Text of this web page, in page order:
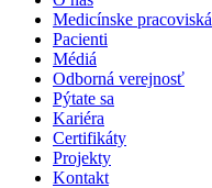
Medicínske pracoviská
Pacienti
Médiá
Odborná verejnosť
Pýtate sa
Kariéra
Certifikáty
Projekty
Kontakt